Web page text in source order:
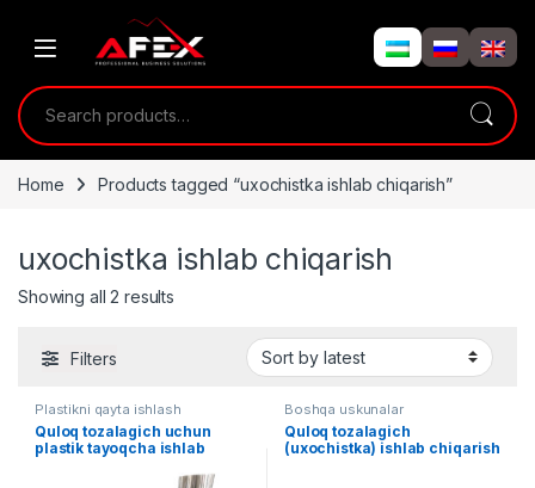
Search for:
Home Products tagged “uxochistka ishlab chiqarish”
uxochistka ishlab chiqarish
Showing all 2 results
Filters
Plastikni qayta ishlash
Quloq tozalagich uchun
plastik tayoqcha ishlab
Boshqa uskunalar
Quloq tozalagich
(uxochistka) ishlab chiqarish